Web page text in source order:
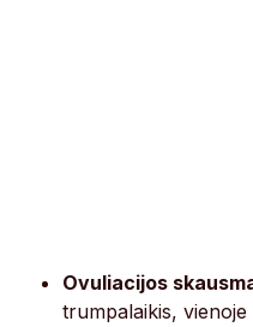
Ovuliacijos
trumpalaikis, vienoje